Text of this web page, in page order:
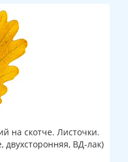
на скотче. Листочки.
ВД-лак)